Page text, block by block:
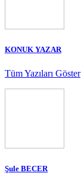
KONUK YAZAR
Tüm Yazıları Göster
Şule BECER